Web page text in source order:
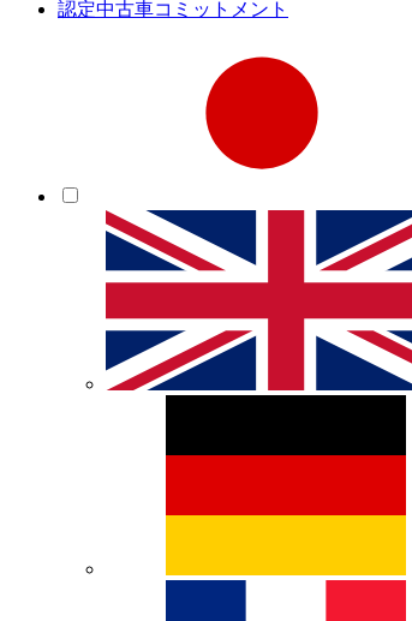
認定中古車コミットメント